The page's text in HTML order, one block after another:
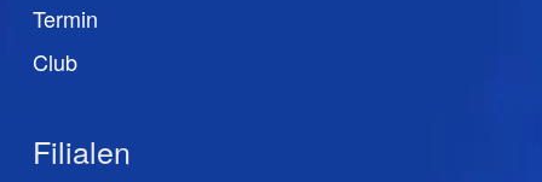
Termin
Club
Filialen